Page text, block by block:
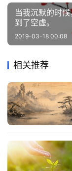
专
区
常
网
址
舍，可以养福；
静，可以益寿。
当我沉默的时
到了空虚。
2019-03-18 00:08
相关推荐